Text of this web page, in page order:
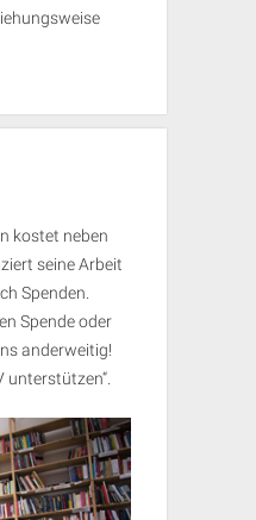
kostet neben
seine Arbeit
Spenden.
Spende oder
anderweitig!
unterstützen“.